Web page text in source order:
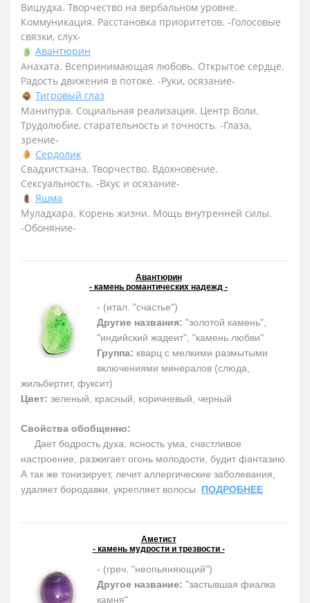
Вишудха. Творчество на вербальном уровне.
Коммуникация. Расстановка приоритетов. -Голосовые
связки, слух-
Авантюрин
Анахата. Всепринимающая любовь. Открытое сердце.
Радость движения в потоке. -Руки, осязание-
Тигровый глаз
Манипура. Социальная реализация. Центр Воли.
Трудолюбие, старательность и точность. -Глаза,
зрение-
Сердолик
Свадхистхана. Творчество. Вдохновение.
Сексуальность. -Вкус и осязание-
Яшма
Муладхара. Корень жизни. Мощь внутренней силы.
-Обоняние-
Авантюрин
- камень романтических надежд -
- (итал. "счастье")
Другие названия: "золотой камень",
"индийский жадеит", "камень любви"
Группа: кварц с мелкими размытыми
включениями минералов (слюда,
жильбертит, фуксит)
Цвет: зеленый, красный, коричневый, черный
Свойства обобщенно:
Дает бодрость духа, ясность ума, счастливое
настроение, разжигает огонь молодости, будит фантазию.
А так же тонизирует, лечит аллергические заболевания,
удаляет бородавки, укрепляет волосы. ПОДРОБНЕЕ
Аметист
- камень мудрости и трезвости -
- (греч. "неопьяняющий")
Другое название: "застывшая фиалка
камня"